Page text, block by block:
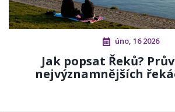
úno, 16 2026
Jak popsat Řeků?
nejvýznamnějších